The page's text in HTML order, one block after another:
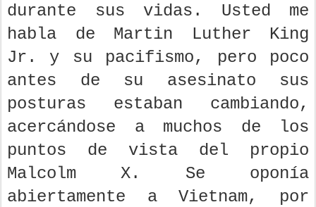
durante sus vidas. Usted me
habla de Martin Luther King
Jr. y su pacifismo, pero poco
antes de su asesinato sus
posturas estaban cambiando,
acercándose a muchos de los
puntos de vista del propio
Malcolm X. Se oponía
abiertamente a Vietnam, por